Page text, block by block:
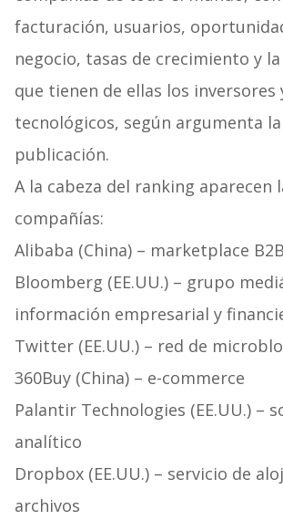
facturación, usuarios,
negocio, tasas de crecimiento y
que tienen de ellas los inversores
tecnológicos, según argumenta
publicación.
A la cabeza del ranking aparecen
compañías:
Alibaba (China) – marketplace B2B
Bloomberg (EE.UU.) – grupo
información empresarial y
Twitter (EE.UU.) – red de
360Buy (China) – e-commerce
Palantir Technologies (EE.UU.) –
analítico
Dropbox (EE.UU.) – servicio de
archivos